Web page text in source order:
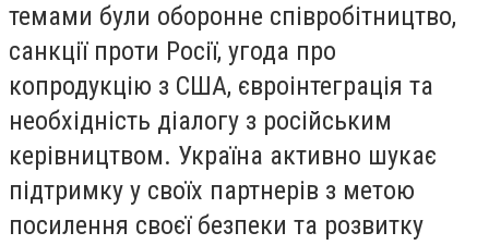
темами були оборонне співробітництво,
санкції проти Росії, угода про
копродукцію з США, євроінтеграція та
необхідність діалогу з російським
керівництвом. Україна активно шукає
підтримку у своїх партнерів з метою
посилення своєї безпеки та розвитку